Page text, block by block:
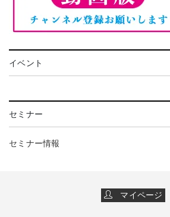
イベント
セミナー
セミナー情報
マイページ